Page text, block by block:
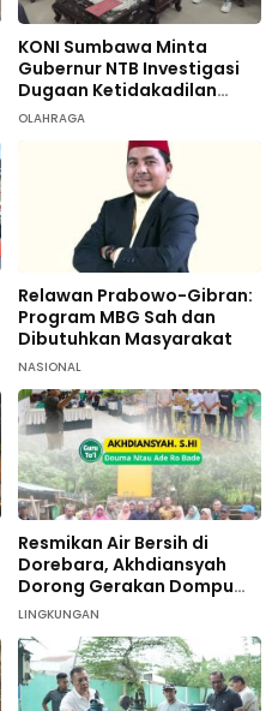
KONI Sumbawa Minta
Gubernur NTB Investigasi
Dugaan Ketidakadilan
terhadap 9 Atlet
OLAHRAGA
Relawan Prabowo-Gibran:
Program MBG Sah dan
Dibutuhkan Masyarakat
NASIONAL
Resmikan Air Bersih di
Dorebara, Akhdiansyah
Dorong Gerakan Dompu
Hijau
LINGKUNGAN